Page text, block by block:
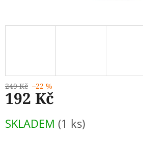
249 Kč –22 %
192 Kč
cena:
SKLADEM (1 ks)